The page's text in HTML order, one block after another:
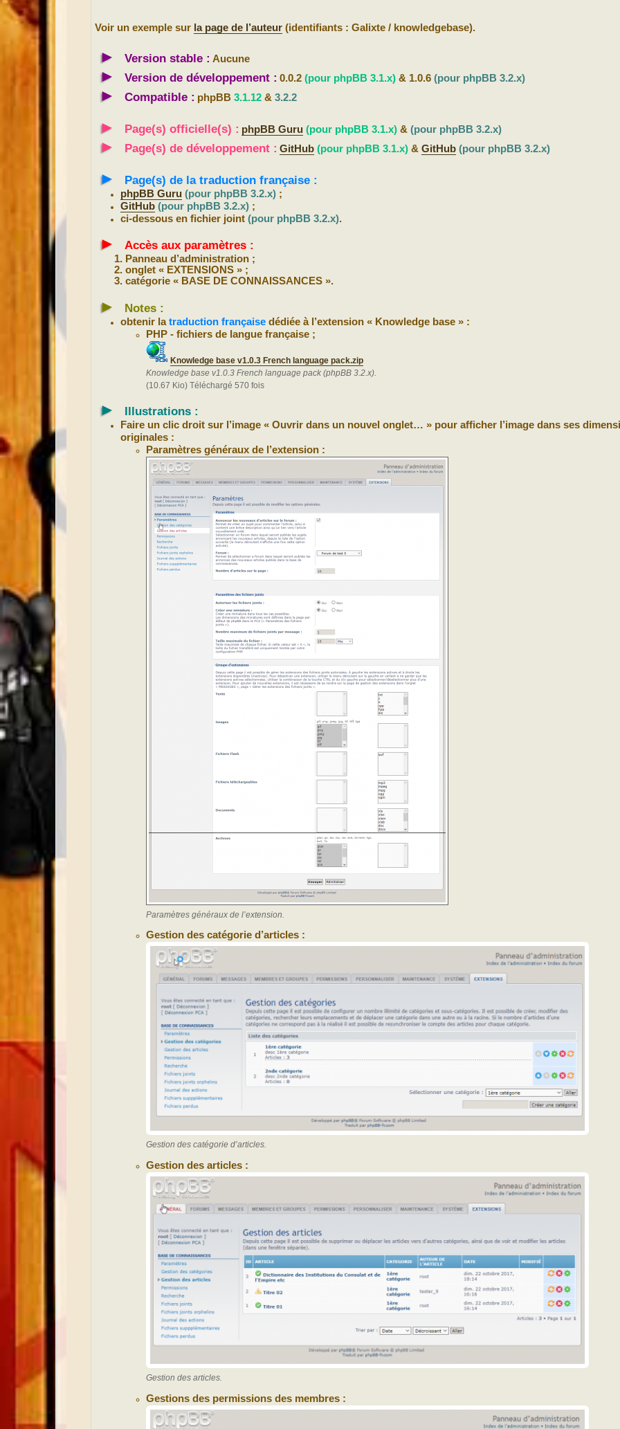
Voir un exemple sur la page de l’auteur (identifiants : Galixte / knowledgebase).
► Version stable : Aucune
► Version de développement : 0.0.2 (pour phpBB 3.1.x) & 1.0.6 (pour phpBB 3.2.x)
► Compatible : phpBB 3.1.12 & 3.2.2
► Page(s) officielle(s) : phpBB Guru (pour phpBB 3.1.x) & (pour phpBB 3.2.x)
► Page(s) de développement : GitHub (pour phpBB 3.1.x) & GitHub (pour phpBB 3.2.x)
► Page(s) de la traduction française :
phpBB Guru (pour phpBB 3.2.x) ;
GitHub (pour phpBB 3.2.x) ;
ci-dessous en fichier joint(pour phpBB 3.2.x).
► Accès aux paramètres :
Panneau d’administration ;
onglet « EXTENSIONS » ;
catégorie « BASE DE CONNAISSANCES ».
► Notes :
obtenir latraduction française dédiée à l’extension « Knowledge base » :
PHP - fichiers de langue française ;
Knowledge base v1.0.3 French language pack.zip
Knowledge base v1.0.3 French language pack (phpBB 3.2.x).
(10.67 Kio) Téléchargé 570 fois
► Illustrations :
Faire un clic droit sur l’image « Ouvrir dans un nouvel onglet… » pour afficher l’image dans ses
originales :
Paramètres généraux de l’extension :
Paramètres généraux de l’extension.
Gestion des catégorie d’articles :
Gestion des catégorie d’articles.
Gestion des articles :
Gestion des articles.
Gestions des permissions des membres :